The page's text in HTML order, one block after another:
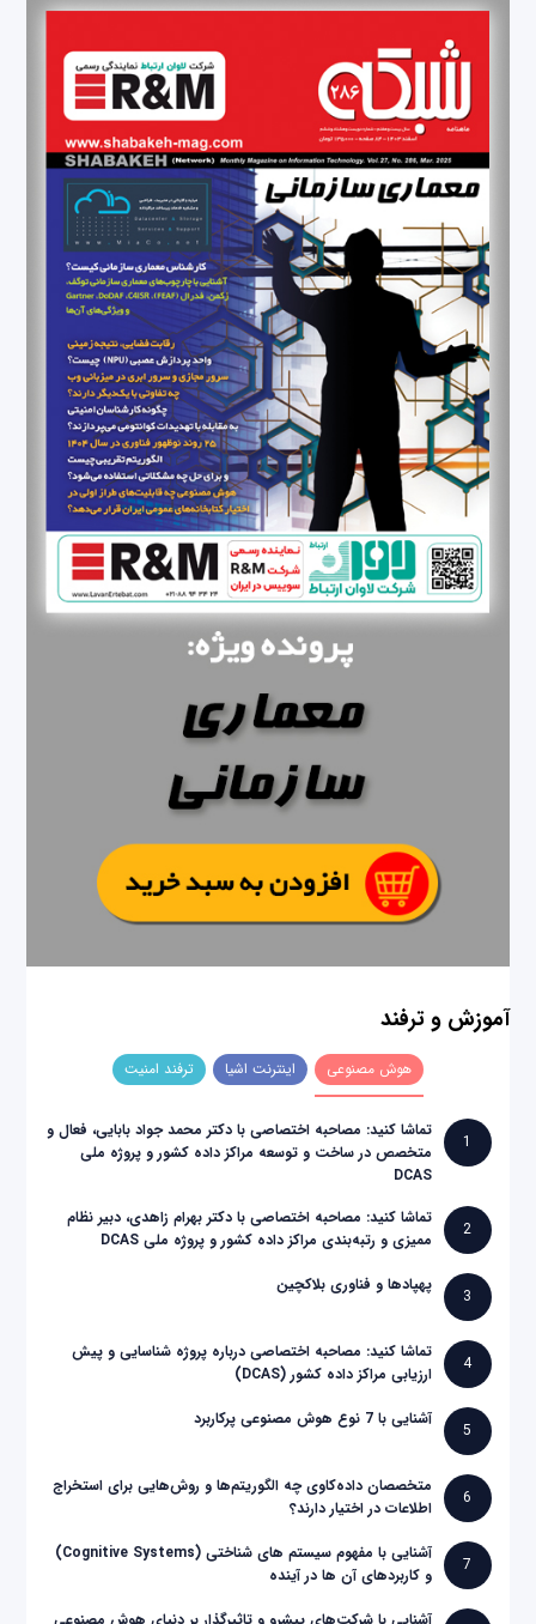
آموزش و ترفند
هوش مصنوعی اینترنت اشیا ترفند امنیت
1
تماشا کنید: مصاحبه اختصاصی با دکتر محمد جواد بابایی، فعال و
متخصص در ساخت و توسعه مراکز داده کشور و پروژه ملی
DCAS
2
تماشا کنید: مصاحبه اختصاصی با دکتر بهرام زاهدی، دبیر نظام
ممیزی و رتبه‌بندی مراکز داده کشور و پروژه ملی DCAS
3
پهپادها و فناوری بلاکچین
4
تماشا کنید: مصاحبه اختصاصی درباره پروژه شناسایی و پیش
ارزیابی مراکز داده کشور (DCAS)
5
آشنایی با 7 نوع هوش مصنوعی پرکاربرد
6
متخصصان داده‌کاوی چه الگوریتم‌ها و روش‌هایی برای استخراج
اطلاعات در اختیار دارند؟
7
آشنایی با مفهوم سیستم های شناختی (Cognitive Systems)
و کاربردهای آن ها در آینده